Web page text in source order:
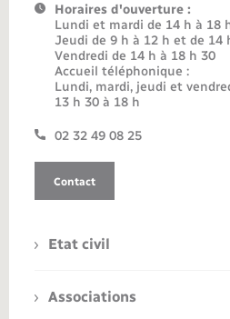
Horaires d'ouverture :
Lundi et mardi de 14 h à 18
Jeudi de 9 h à 12 h et de 14
Vendredi de 14 h à 18 h 30
Accueil téléphonique :
Lundi, mardi, jeudi et
13 h 30 à 18 h
02 32 49 08 25
Contact
Etat civil
Associations